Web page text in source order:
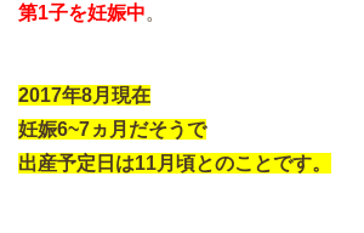
第1子を妊娠中。
2017年8月現在
妊娠6~7ヵ月だそうで
出産予定日は11月頃とのことです。